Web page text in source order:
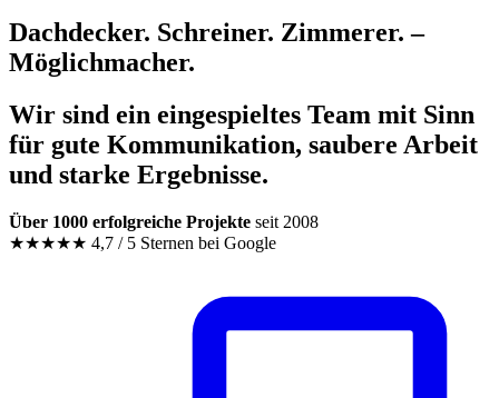
Dachdecker. Schreiner. Zimmerer. –
Möglichmacher.
Wir sind ein eingespieltes Team mit Sinn
für gute Kommunikation, saubere Arbeit
und starke Ergebnisse.
Über 1000 erfolgreiche Projekte seit 2008
★★★★★ 4,7 / 5 Sternen bei Google